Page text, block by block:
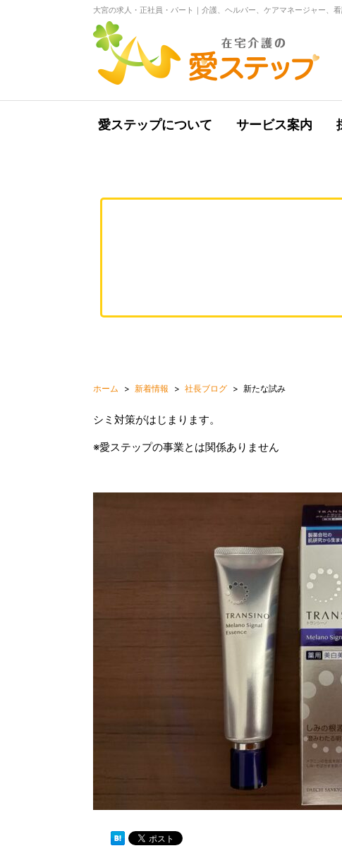
大宮の求人・正社員・パート｜介護、ヘルパー、ケアマネージャー、
愛ステップについて サービス案内
ホーム 新着情報 社長ブログ 新たな試み
シミ対策がはじまります。
※愛ステップの事業とは関係ありません